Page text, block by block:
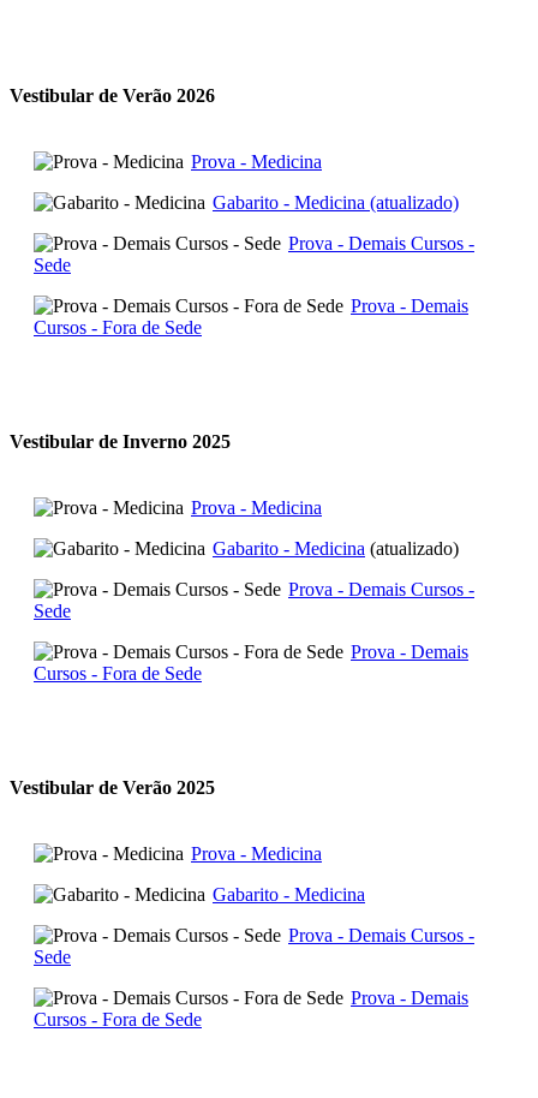
Vestibular de Verão 2026
Prova - Medicina
Gabarito - Medicina (atualizado)
Prova - Demais Cursos -
Sede
Prova - Demais
Cursos - Fora de Sede
Vestibular de Inverno 2025
Prova - Medicina
Gabarito - Medicina (atualizado)
Prova - Demais Cursos -
Sede
Prova - Demais
Cursos - Fora de Sede
Vestibular de Verão 2025
Prova - Medicina
Gabarito - Medicina
Prova - Demais Cursos -
Sede
Prova - Demais
Cursos - Fora de Sede